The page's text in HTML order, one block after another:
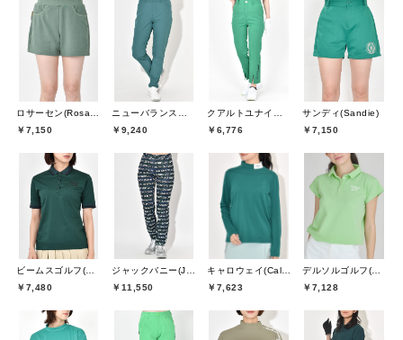
ロサーセン(Rosasen)
￥7,150
ニューバランスゴルフ(New Balance Golf)
￥9,240
クアルトユナイテッド(CUARTO UNITED)
￥6,776
サンディ(Sandie)
￥7,150
ビームスゴルフ(BEAMS GOLF)
￥7,480
ジャックバニー(Jack Bunny)
￥11,550
キャロウェイ(Callaway)
￥7,623
デルソルゴルフ(DELSOL GOLF)
￥7,128